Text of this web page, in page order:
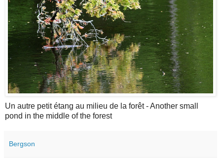
Un autre petit étang au milieu de la forêt - Another small
pond in the middle of the forest
Bergson